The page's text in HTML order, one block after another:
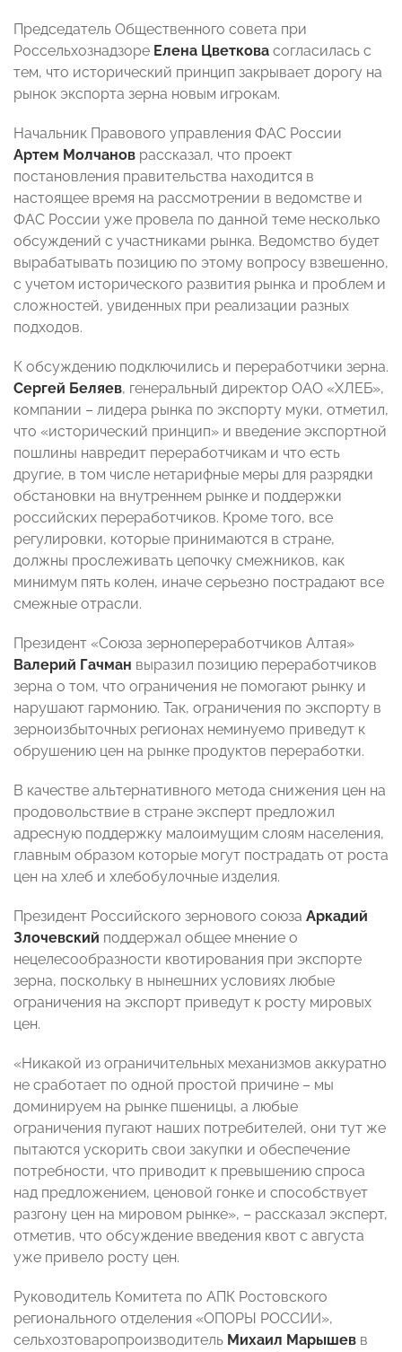
Председатель Общественного совета при
Россельхознадзоре Елена Цветкова согласилась с
тем, что исторический принцип закрывает дорогу на
рынок экспорта зерна новым игрокам.
Начальник Правового управления ФАС России
Артем Молчанов рассказал, что проект
постановления правительства находится в
настоящее время на рассмотрении в ведомстве и
ФАС России уже провела по данной теме несколько
обсуждений с участниками рынка. Ведомство будет
вырабатывать позицию по этому вопросу взвешенно,
с учетом исторического развития рынка и проблем и
сложностей, увиденных при реализации разных
подходов.
К обсуждению подключились и переработчики зерна.
Сергей Беляев, генеральный директор ОАО «ХЛЕБ»,
компании – лидера рынка по экспорту муки, отметил,
что «исторический принцип» и введение экспортной
пошлины навредит переработчикам и что есть
другие, в том числе нетарифные меры для разрядки
обстановки на внутреннем рынке и поддержки
российских переработчиков. Кроме того, все
регулировки, которые принимаются в стране,
должны прослеживать цепочку смежников, как
минимум пять колен, иначе серьезно пострадают все
смежные отрасли.
Президент «Союза зернопереработчиков Алтая»
Валерий Гачман выразил позицию переработчиков
зерна о том, что ограничения не помогают рынку и
нарушают гармонию. Так, ограничения по экспорту в
зерноизбыточных регионах неминуемо приведут к
обрушению цен на рынке продуктов переработки.
В качестве альтернативного метода снижения цен на
продовольствие в стране эксперт предложил
адресную поддержку малоимущим слоям населения,
главным образом которые могут пострадать от роста
цен на хлеб и хлебобулочные изделия.
Президент Российского зернового союза Аркадий
Злочевский поддержал общее мнение о
нецелесообразности квотирования при экспорте
зерна, поскольку в нынешних условиях любые
ограничения на экспорт приведут к росту мировых
цен.
«Никакой из ограничительных механизмов аккуратно
не сработает по одной простой причине – мы
доминируем на рынке пшеницы, а любые
ограничения пугают наших потребителей, они тут же
пытаются ускорить свои закупки и обеспечение
потребности, что приводит к превышению спроса
над предложением, ценовой гонке и способствует
разгону цен на мировом рынке», – рассказал эксперт,
отметив, что обсуждение введения квот с августа
уже привело росту цен.
Руководитель Комитета по АПК Ростовского
регионального отделения «ОПОРЫ РОССИИ»,
сельхозтоваропроизводитель Михаил Марышев в